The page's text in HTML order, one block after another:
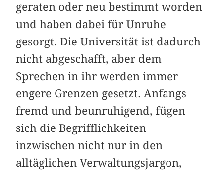
geraten oder neu bestimmt worden
und haben dabei für Unruhe
gesorgt. Die Universität ist dadurch
nicht abgeschafft, aber dem
Sprechen in ihr werden immer
engere Grenzen gesetzt. Anfangs
fremd und beunruhigend, fügen
sich die Begrifflichkeiten
inzwischen nicht nur in den
alltäglichen Verwaltungsjargon,